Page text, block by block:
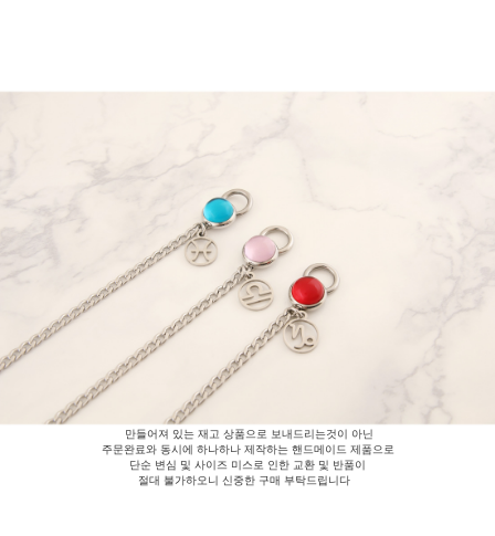
만들어져 있는 재고 상품으로 보내드리는것이 아닌
주문완료와 동시에 하나하나 제작하는 핸드메이드 제품으로
단순 변심 및 사이즈 미스로 인한 교환 및 반품이
절대 불가하오니 신중한 구매 부탁드립니다